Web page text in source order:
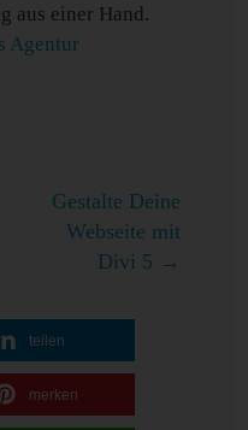
aus einer Hand.
Agentur
Gestalte Deine
Webseite mit
Divi 5 →
teilen
merken